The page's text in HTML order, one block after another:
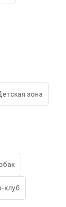
зона
клуб